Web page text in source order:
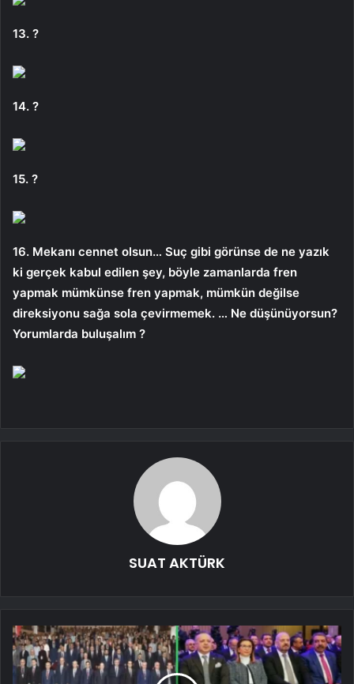
13. ?
14. ?
15. ?
16. Mekanı cennet olsun… Suç gibi görünse de ne yazık
ki gerçek kabul edilen şey, böyle zamanlarda fren
yapmak mümkünse fren yapmak, mümkün değilse
direksiyonu sağa sola çevirmemek. … Ne düşünüyorsun?
Yorumlarda buluşalım ?
SUAT AKTÜRK